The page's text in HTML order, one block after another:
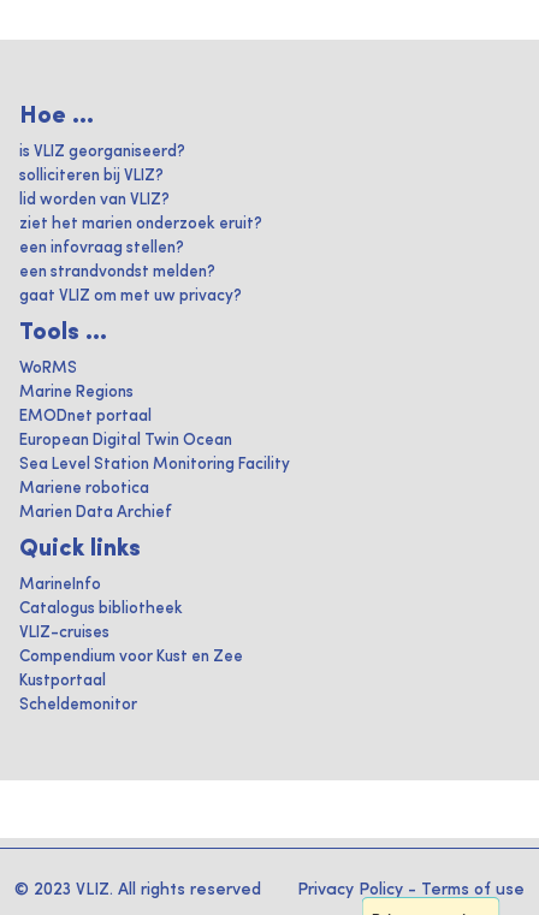
Hoe ...
is VLIZ georganiseerd?
solliciteren bij VLIZ?
lid worden van VLIZ?
ziet het marien onderzoek eruit?
een infovraag stellen?
een strandvondst melden?
gaat VLIZ om met uw privacy?
Tools ...
WoRMS
Marine Regions
EMODnet portaal
European Digital Twin Ocean
Sea Level Station Monitoring Facility
Mariene robotica
Marien Data Archief
Quick links
MarineInfo
Catalogus bibliotheek
VLIZ-cruises
Compendium voor Kust en Zee
Kustportaal
Scheldemonitor
© 2023 VLIZ. All rights reserved Privacy Policy - Terms of use